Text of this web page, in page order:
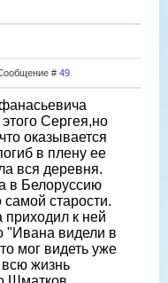
# 49
Сергея,но
оказывается
в плену ее
вся деревня.
в Белоруссию
старости.
приходил к ней
"Ивана видели в
мог видеть уже
жизнь